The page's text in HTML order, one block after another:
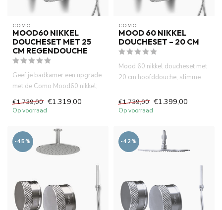
COMO
MOOD60 NIKKEL
DOUCHESET MET 25
CM REGENDOUCHE
Geef je badkamer een upgrade
met de Como Mood60 nikkel;
doucheset. De 25 cm plaf...
€1.739,00 €1.319,00
Op voorraad
COMO
MOOD 60 NIKKEL
DOUCHESET – 20 CM
Mood 60 nikkel doucheset met
20 cm hoofddouche, slimme
€1.739,00 €1.399,00
Op voorraad
-45% -42%